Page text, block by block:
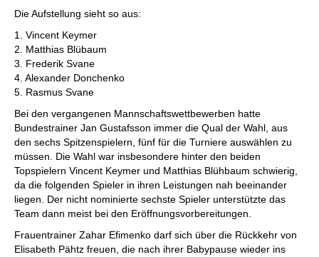
Die Aufstellung sieht so aus:
1. Vincent Keymer
2. Matthias Blübaum
3. Frederik Svane
4. Alexander Donchenko
5. Rasmus Svane
Bei den vergangenen Mannschaftswettbewerben hatte
Bundestrainer Jan Gustafsson immer die Qual der Wahl, aus
den sechs Spitzenspielern, fünf für die Turniere auswählen zu
müssen. Die Wahl war insbesondere hinter den beiden
Topspielern Vincent Keymer und Matthias Blühbaum schwierig,
da die folgenden Spieler in ihren Leistungen nah beeinander
liegen. Der nicht nominierte sechste Spieler unterstützte das
Team dann meist bei den Eröffnungsvorbereitungen.
Frauentrainer Zahar Efimenko darf sich über die Rückkehr von
Elisabeth Pähtz freuen, die nach ihrer Babypause wieder ins